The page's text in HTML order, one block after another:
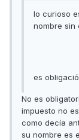
lo curioso
nombre sin
es
No es
impuesto no
como decía
su nombre es